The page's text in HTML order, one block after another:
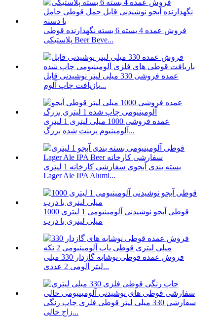
فروش عمده 4 بسته 6 بسته نگهدارنده قوطی
پلاستیکی Beer Beve...
عمده فروشی 330 میلی لیتر نوشیدنی قابل
بازیافت چاپ آلوم...
عمده فروشی 1000 میلی لیتری 1 لیتری
آلومینیوم پرینت شده بزرگ...
بسته بندی آبجوی سفارشی کارخانه 1 لیتری
Lager Ale IPA Alumi...
قوطی آبجو نوشیدنی آلومینیومی 1 لیتری 1000
میلی لیتری با درب
فروش عمده قوطی نوشابه گازدار 330 میلی
لیتر آلومی 2 عددی...
سفارشی 330 میلی لیتر قوطی فلزی چاپ رنگی
زاج خالی...